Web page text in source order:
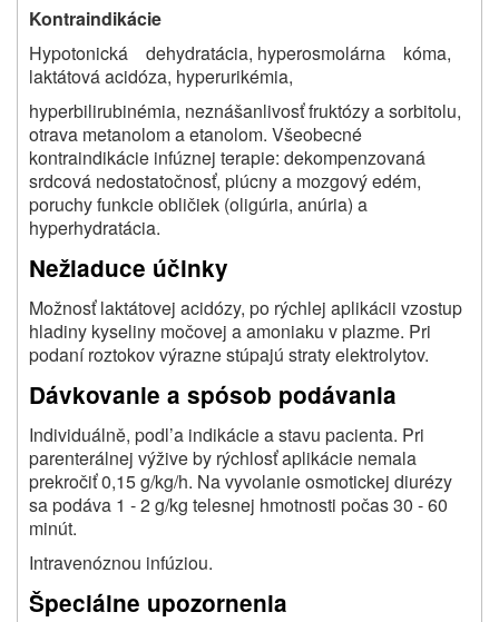
Kontraindikácie
Hypotonická dehydratácia, hyperosmolárna kóma,
laktátová acidóza, hyperurikémia,
hyperbilirubinémia, neznášanlivosť fruktózy a sorbitolu,
otrava metanolom a etanolom. Všeobecné
kontraindikácie infúznej terapie: dekompenzovaná
srdcová nedostatočnosť, plúcny a mozgový edém,
poruchy funkcie obličiek (oligúria, anúria) a
hyperhydratácia.
Nežiaduce účinky
Možnosť laktátovej acidózy, po rýchlej aplikácii vzostup
hladiny kyseliny močovej a amoniaku v plazme. Pri
podaní roztokov výrazne stúpajú straty elektrolytov.
Dávkovanie a spósob podávania
Individuálně, podl’a indikácie a stavu pacienta. Pri
parenterálnej výžive by rýchlosť aplikácie nemala
prekročiť 0,15 g/kg/h. Na vyvolanie osmotickej diurézy
sa podáva 1 - 2 g/kg telesnej hmotnosti počas 30 - 60
minút.
Intravenóznou infúziou.
Špeciálne upozornenia